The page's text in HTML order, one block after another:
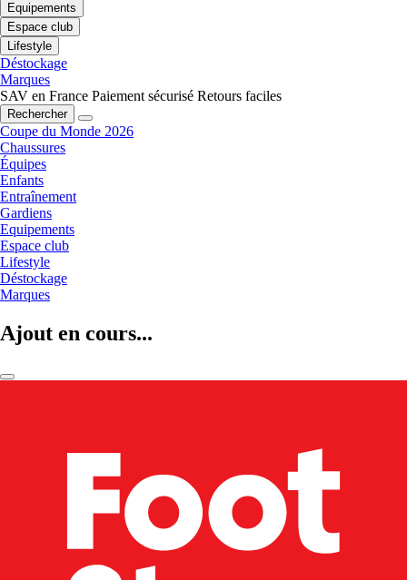
Equipements
Espace club
Lifestyle
Déstockage
Marques
SAV en France Paiement sécurisé Retours faciles
Rechercher
Coupe du Monde 2026
Chaussures
Équipes
Enfants
Entraînement
Gardiens
Equipements
Espace club
Lifestyle
Déstockage
Marques
Ajout en cours...